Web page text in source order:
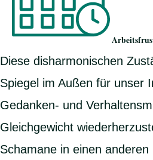
Diese disharmonischen
Spiegel im Außen für unser
Gedanken- und
Gleichgewicht
Schamane in einen anderen